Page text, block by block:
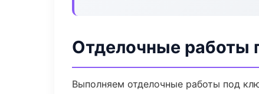
Отделочные работы
Выполняем отделочные работы под